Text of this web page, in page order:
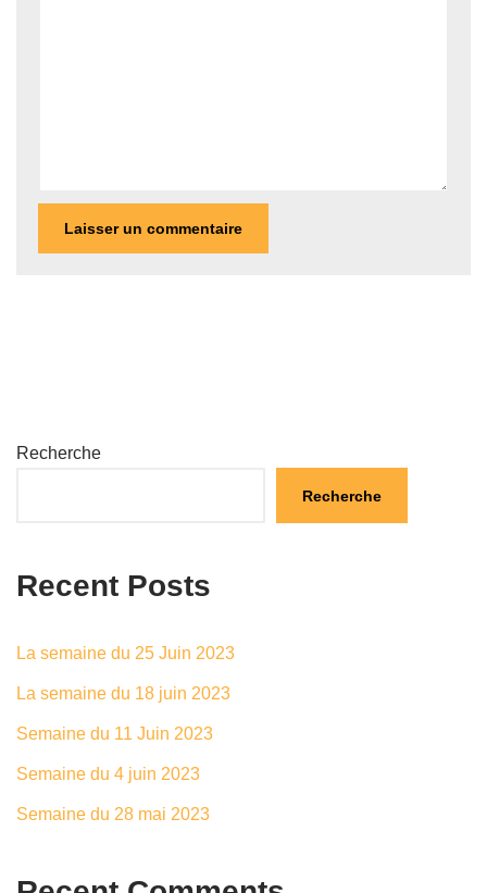
Recherche
Recherche
Recent Posts
La semaine du 25 Juin 2023
La semaine du 18 juin 2023
Semaine du 11 Juin 2023
Semaine du 4 juin 2023
Semaine du 28 mai 2023